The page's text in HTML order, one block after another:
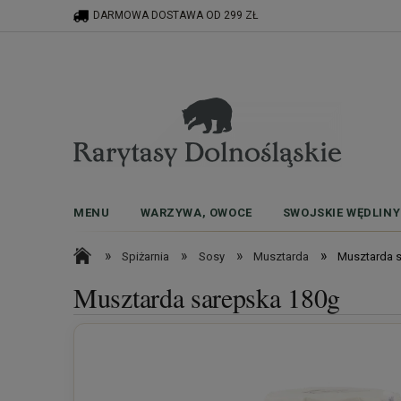
DARMOWA DOSTAWA OD 299 ZŁ
MENU WARZYWA, OWOCE SWOJSKIE WĘDLINY
» Spiżarnia » Sosy » Musztarda » Musztarda
Musztarda sarepska 180g